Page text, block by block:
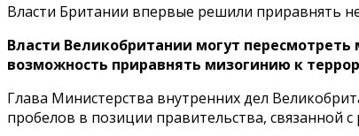
Власти Британии впервые решили приравнять
Власти Великобритании могут
возможность приравнять мизогинию к
Глава Министерства внутренних дел
пробелов в позиции правительства, связанной